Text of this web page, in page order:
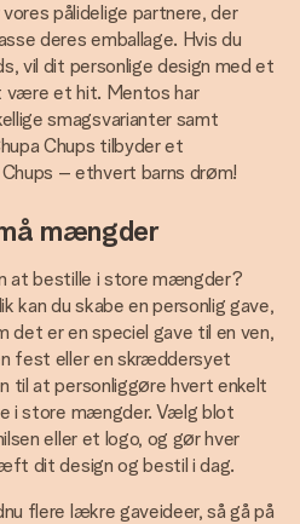
pålidelige partnere, der
deres emballage. Hvis du
vil dit personlige design med et
være et hit. Mentos har
smagsvarianter samt
Chups tilbyder et
– ethvert barns drøm!
mængder
at bestille i store mængder?
kan du skabe en personlig gave,
det er en speciel gave til en ven,
fest eller en skræddersyet
til at personliggøre hvert enkelt
i store mængder. Vælg blot
eller et logo, og gør hver
dit design og bestil i dag.
flere lækre gaveideer, så gå på